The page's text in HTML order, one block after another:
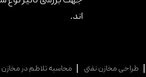
اند.
طراحی مخازن نفتی محاسبه تلاطم در مخازن